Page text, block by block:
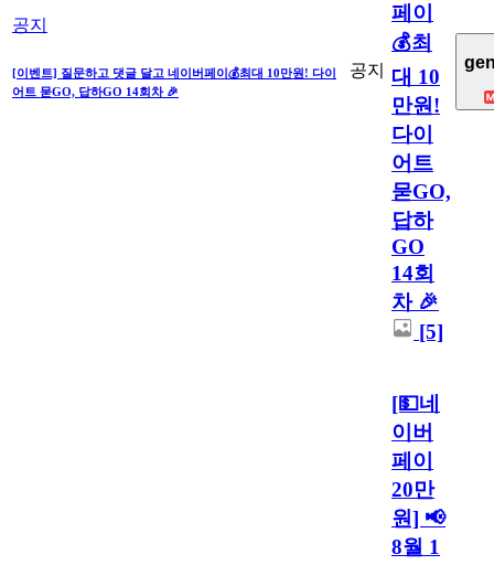
공지
[이벤트] 질문하고 댓글 달고 네이버페이💰최대 10만원! 다이
어트 묻GO, 답하GO 14회차 🎉
공지
페이
💰최
대 10
만원!
다이
어트
묻GO,
답하
GO
14회
차 🎉
[5]
[💵네
이버
페이
20만
원] 📢
8월 1